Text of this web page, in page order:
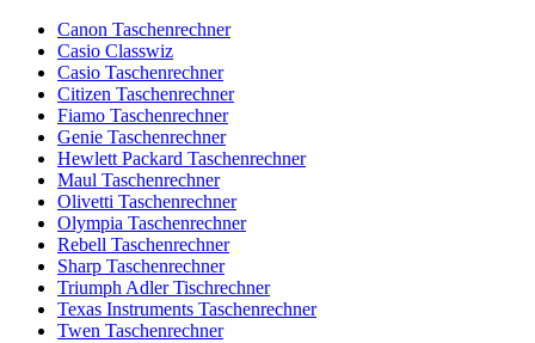
Canon Taschenrechner
Casio Classwiz
Casio Taschenrechner
Citizen Taschenrechner
Fiamo Taschenrechner
Genie Taschenrechner
Hewlett Packard Taschenrechner
Maul Taschenrechner
Olivetti Taschenrechner
Olympia Taschenrechner
Rebell Taschenrechner
Sharp Taschenrechner
Triumph Adler Tischrechner
Texas Instruments Taschenrechner
Twen Taschenrechner